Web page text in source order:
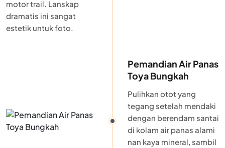
motor trail. Lanskap
dramatis ini sangat
estetik untuk foto.
Pemandian Air Panas
Toya Bungkah
Pulihkan otot yang
tegang setelah mendaki
dengan berendam santai
di kolam air panas alami
nan kaya mineral, sambil